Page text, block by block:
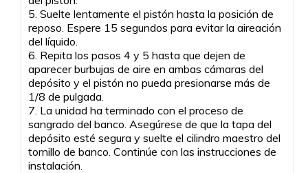
5. Suelte lentamente el pistón hasta la posición de
reposo. Espere 15 segundos para evitar la aireación
del líquido.
6. Repita los pasos 4 y 5 hasta que dejen de
aparecer burbujas de aire en ambas cámaras del
depósito y el pistón no pueda presionarse más de
1/8 de pulgada.
7. La unidad ha terminado con el proceso de
sangrado del banco. Asegúrese de que la tapa del
depósito esté segura y suelte el cilindro maestro del
tornillo de banco. Continúe con las instrucciones de
instalación.